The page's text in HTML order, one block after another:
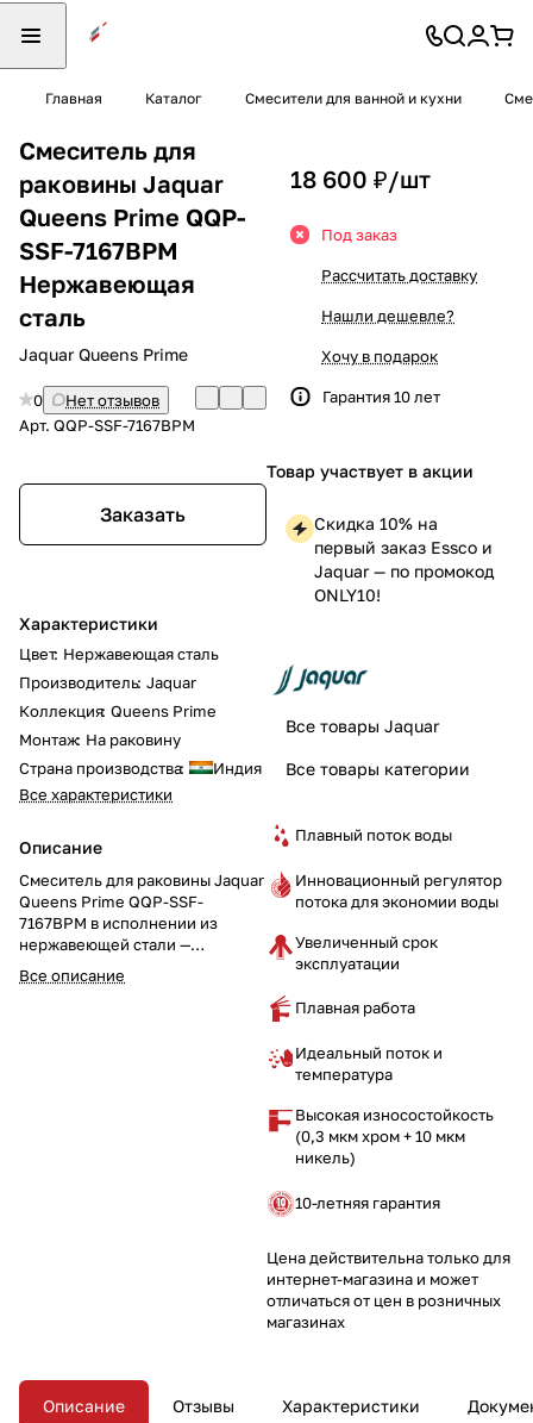
Главная Каталог Смесители для ванной и кухни
Смеситель для
раковины Jaquar
Queens Prime QQP-
SSF-7167BPM
Нержавеющая
сталь
Jaquar Queens Prime
0
Нет отзывов
Арт. QQP-SSF-7167BPM
Заказать
Характеристики
Цвет: Нержавеющая сталь
Производитель: Jaquar
Коллекция: Queens Prime
Монтаж: На раковину
Страна производства:
Индия
Все характеристики
Описание
Смеситель для раковины Jaquar
Queens Prime QQP-SSF-
7167BPM в исполнении из
нержавеющей стали —
моноблочный смеситель без
донного клапана, с гибкими
Все описание
18 600 ₽/шт
Под заказ
Рассчитать доставку
Нашли дешевле?
Хочу в подарок
Гарантия 10 лет
Товар участвует в акции
Скидка 10% на
первый заказ Essco и
Jaquar — по промокод
ONLY10!
Все товары Jaquar
Все товары категории
Плавный поток воды
Инновационный регулятор
потока для экономии воды
Увеличенный срок
эксплуатации
Плавная работа
Идеальный поток и
температура
Высокая износостойкость
(0,3 мкм хром + 10 мкм
никель)
10-летняя гарантия
Цена действительна только для
интернет-магазина и может
отличаться от цен в розничных
магазинах
Описание Отзывы Характеристики